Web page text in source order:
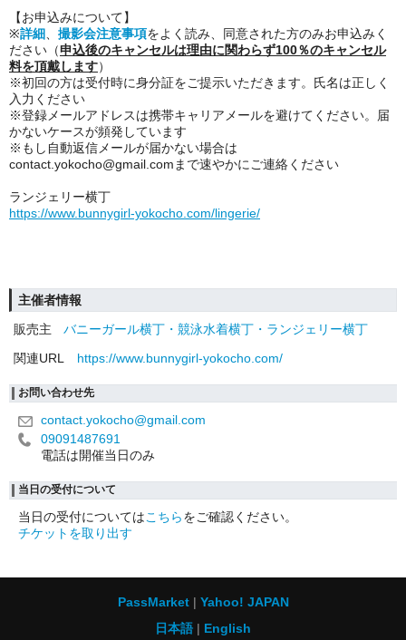
【お申込みについて】
※詳細 撮影会注意事項をよく読み、同意された方のみお申込みく
ださい （申込後のキャンセルは理由に関わらず100％のキャンセル
料を頂戴します）
※初回の方は受付時に身分証をご提示いただきます。氏名は正しく
入力ください
※登録メールアドレスは携帯キャリアメールを避けてください。届
かないケースが頻発しています
※もし自動返信メールが届かない場合は
contact.yokocho@gmail.comまで速やかにご連絡ください
ランジェリー横丁
https://www.bunnygirl-yokocho.com/lingerie/
主催者情報
販売主
バニーガール横丁・競泳水着横丁・ランジェリー横丁
関連URL
https://www.bunnygirl-yokocho.com/
お問い合わせ先
contact.yokocho@gmail.com
09091487691
電話は開催当日のみ
当日の受付について
当日の受付についてはこちらをご確認ください。
チケットを取り出す
PassMarket
Yahoo! JAPAN
日本語
English